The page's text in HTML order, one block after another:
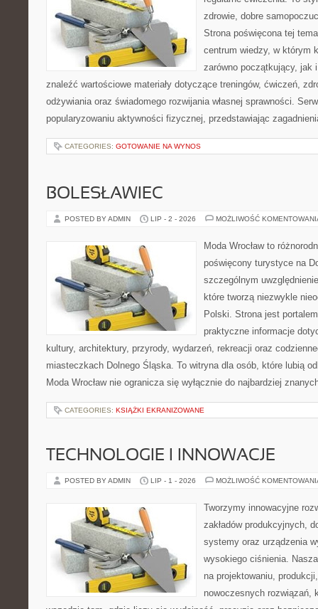
zdrowie, dobre
Strona poświęcona tej
centrum wiedzy, w którym
zarówno początkujący, jak
znaleźć wartościowe materiały dotyczące treningów, ćwiczeń,
odżywiania oraz świadomego rozwijania własnej sprawności.
popularyzowaniu aktywności fizycznej, przedstawiając
CATEGORIES: GOTOWANIE NA WYNOS
BOLESŁAWIEC
POSTED BY ADMIN LIP - 2 - 2026 MOŻLIWOŚĆ
Moda Wrocław to
poświęcony turystyce na
szczególnym
które tworzą niezwykle
Polski. Strona jest
praktyczne informacje
kultury, architektury, przyrody, wydarzeń, rekreacji oraz
miasteczkach Dolnego Śląska. To witryna dla osób, które lubią
Moda Wrocław nie ogranicza się wyłącznie do najbardziej
CATEGORIES: KSIĄŻKI EKRANIZOWANE
TECHNOLOGIE I INNOWACJE
POSTED BY ADMIN LIP - 1 - 2026 MOŻLIWOŚĆ
Tworzymy innowacyjne
zakładów produkcyjnych,
systemy oraz urządzenia
wysokiego ciśnienia.
na projektowaniu,
nowoczesnych rozwiązań,